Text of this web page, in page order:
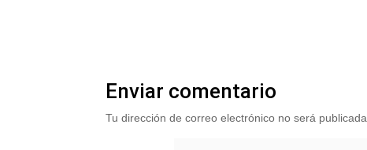
Enviar comentario
Tu dirección de correo electrónico no será publicada.